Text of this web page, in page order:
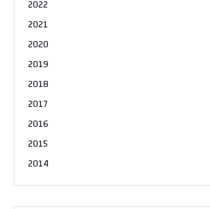
2022
2021
2020
2019
2018
2017
2016
2015
2014